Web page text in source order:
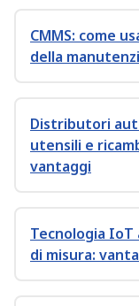
CMMS: come
della
Distributori
utensili e
vantaggi
Tecnologia
di misura: